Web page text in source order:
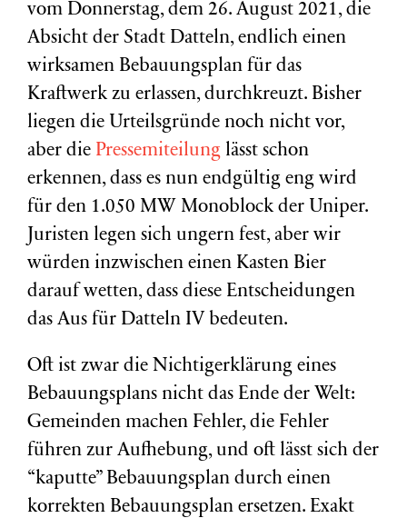
vom Donnerstag, dem 26. August 2021, die
Absicht der Stadt Datteln, endlich einen
wirksamen Bebauungsplan für das
Kraftwerk zu erlassen, durchkreuzt. Bisher
liegen die Urteilsgründe noch nicht vor,
aber die Pressemiteilung lässt schon
erkennen, dass es nun endgültig eng wird
für den 1.050 MW Monoblock der Uniper.
Juristen legen sich ungern fest, aber wir
würden inzwischen einen Kasten Bier
darauf wetten, dass diese Entscheidungen
das Aus für Datteln IV bedeuten.
Oft ist zwar die Nichtigerklärung eines
Bebauungsplans nicht das Ende der Welt:
Gemeinden machen Fehler, die Fehler
führen zur Aufhebung, und oft lässt sich der
“kaputte” Bebauungsplan durch einen
korrekten Bebauungsplan ersetzen. Exakt